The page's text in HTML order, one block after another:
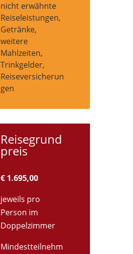
nicht erwähnte
Reiseleistungen,
Getränke,
weitere
Mahlzeiten,
Trinkgelder,
Reiseversicherun
gen
Reisegrund
preis
€ 1.695,00
jeweils pro
Person im
Doppelzimmer
Mindestteilnehm